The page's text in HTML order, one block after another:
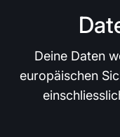
Deine Daten
europäischen